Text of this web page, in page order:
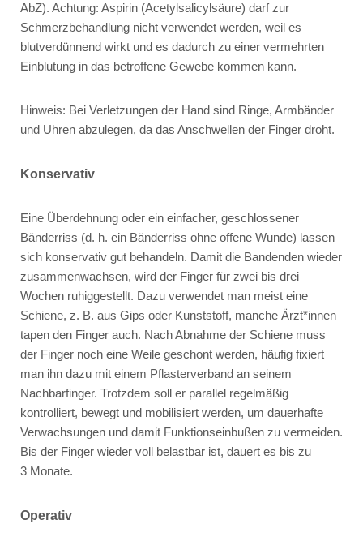
AbZ). Achtung: Aspirin (Acetylsalicylsäure) darf zur
Schmerzbehandlung nicht verwendet werden, weil es
blutverdünnend wirkt und es dadurch zu einer vermehrten
Einblutung in das betroffene Gewebe kommen kann.
Hinweis: Bei Verletzungen der Hand sind Ringe, Armbänder
und Uhren abzulegen, da das Anschwellen der Finger droht.
Konservativ
Eine Überdehnung oder ein einfacher, geschlossener
Bänderriss (d. h. ein Bänderriss ohne offene Wunde) lassen
sich konservativ gut behandeln. Damit die Bandenden wieder
zusammenwachsen, wird der Finger für zwei bis drei
Wochen ruhiggestellt. Dazu verwendet man meist eine
Schiene, z. B. aus Gips oder Kunststoff, manche Ärzt*innen
tapen den Finger auch. Nach Abnahme der Schiene muss
der Finger noch eine Weile geschont werden, häufig fixiert
man ihn dazu mit einem Pflasterverband an seinem
Nachbarfinger. Trotzdem soll er parallel regelmäßig
kontrolliert, bewegt und mobilisiert werden, um dauerhafte
Verwachsungen und damit Funktionseinbußen zu vermeiden.
Bis der Finger wieder voll belastbar ist, dauert es bis zu
3 Monate.
Operativ